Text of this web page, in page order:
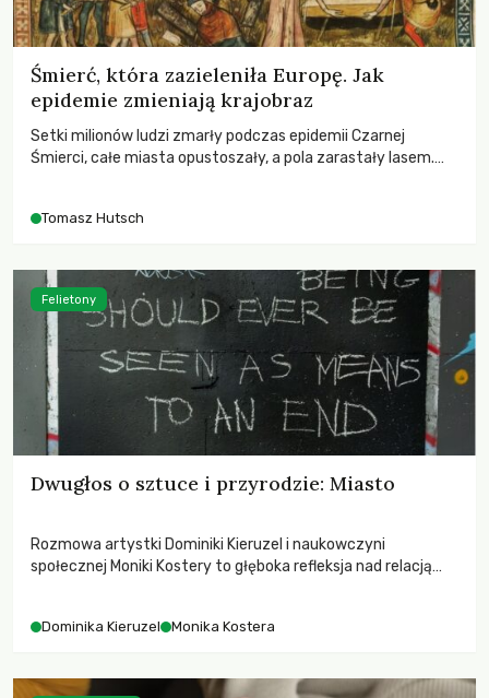
Śmierć, która zazieleniła Europę. Jak
epidemie zmieniają krajobraz
Setki milionów ludzi zmarły podczas epidemii Czarnej
Śmierci, całe miasta opustoszały, a pola zarastały lasem.
największych katastrof w swoich dziejach.
Tomasz Hutsch
Dwugłos o sztuce i przyrodzie: Miasto
Rozmowa artystki Dominiki Kieruzel i naukowczyni
społecznej Moniki Kostery to głęboka refleksja nad relacją
Dominika Kieruzel Monika Kostera
Felietony